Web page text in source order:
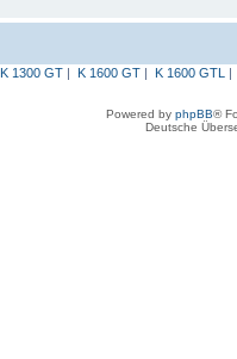
K 1300 GT| K 1600 GT| K 1600 GTL |
Powered by phpBB®
Deutsche